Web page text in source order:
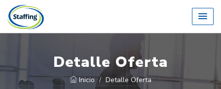
Detalle Oferta
Inicio Detalle Oferta